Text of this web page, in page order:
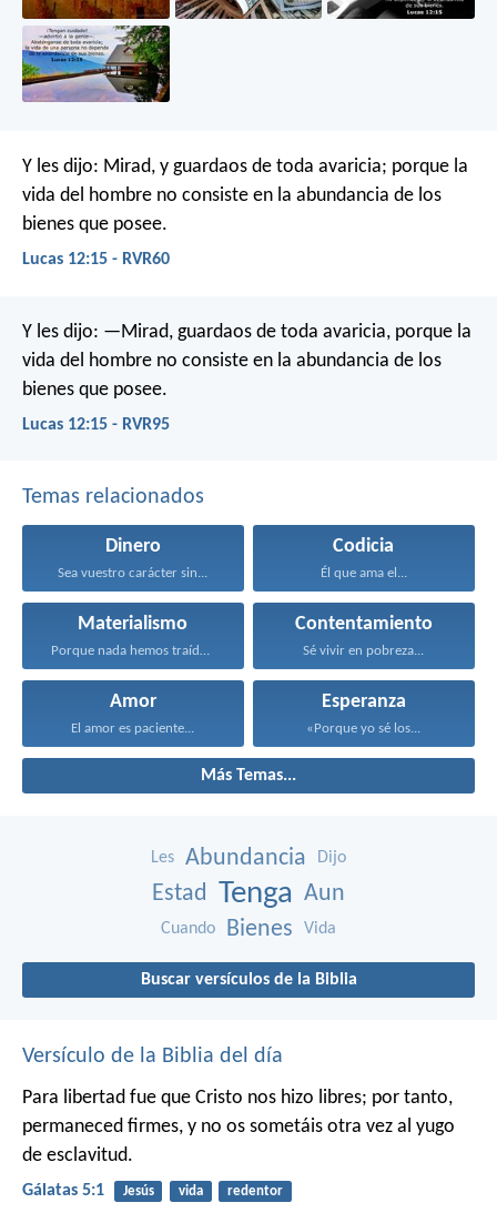
Y les dijo: Mirad, y guardaos de toda avaricia; porque la
vida del hombre no consiste en la abundancia de los
bienes que posee.
Lucas 12:15 - RVR60
Y les dijo: —Mirad, guardaos de toda avaricia, porque la
vida del hombre no consiste en la abundancia de los
bienes que posee.
Lucas 12:15 - RVR95
Temas relacionados
Dinero
Sea vuestro carácter sin...
Codicia
Él que ama el...
Materialismo
Porque nada hemos traído...
Contentamiento
Sé vivir en pobreza...
Amor
El amor es paciente...
Esperanza
«Porque yo sé los...
Más Temas...
Les Abundancia Dijo
Estad Tenga Aun
Cuando Bienes Vida
Buscar versículos de la Biblia
Versículo de la Biblia del día
Para libertad fue que Cristo nos hizo libres; por tanto,
permaneced firmes, y no os sometáis otra vez al yugo
de esclavitud.
Gálatas 5:1 Jesús vida redentor